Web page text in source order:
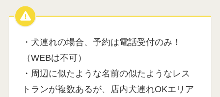
・犬連れの場合、予約は電話受付のみ！
（WEBは不可）
・周辺に似たような名前の似たようなレス
トランが複数あるが、店内犬連れOKエリア